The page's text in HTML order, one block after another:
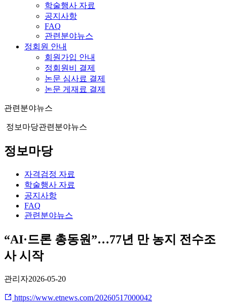
학술행사 자료
공지사항
FAQ
관련분야뉴스
정회원 안내
회원가입 안내
정회원비 결제
논문 심사료 결제
논문 게재료 결제
관련분야뉴스
정보마당관련분야뉴스
정보마당
자격검정 자료
학술행사 자료
공지사항
FAQ
관련분야뉴스
“AI·드론 총동원”…77년 만 농지 전수조
사 시작
관리자2026-05-20
https://www.etnews.com/20260517000042